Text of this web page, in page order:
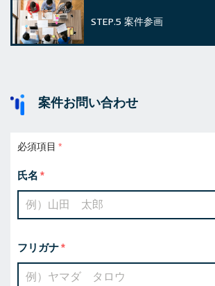
STEP.5 案件参画
案件お問い合わせ
必須項目
氏名
フリガナ